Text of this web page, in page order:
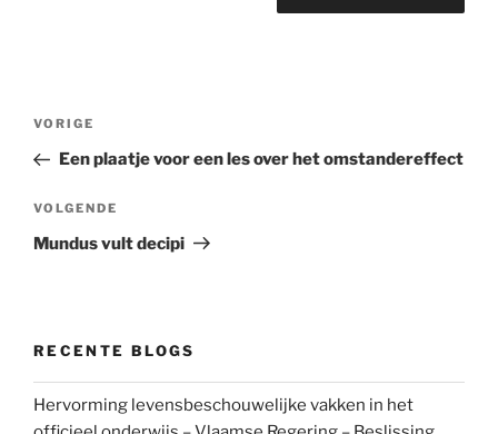
Bericht
Vorig
bericht
VORIGE
Een plaatje voor een les over het omstandereffect
Volgend
bericht
VOLGENDE
Mundus vult decipi
RECENTE BLOGS
Hervorming levensbeschouwelijke vakken in het